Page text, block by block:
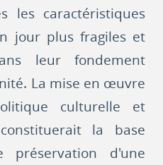
les caractéristiques
jour plus fragiles et
leur fondement
La mise en œuvre
culturelle et
la base
préservation d'une